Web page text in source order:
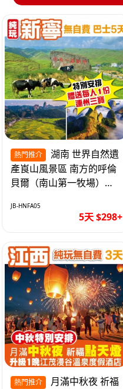
熱門推介
產崀山風景區 南方的呼倫
貝爾（南山第一牧場）夜
巴士5天
JB-HNFA05
5天 $298+
熱門推介